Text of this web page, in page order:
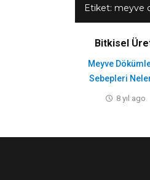
Etiket: meyve
Bitkisel
Meyve
Sebepleri
8 yıl ago